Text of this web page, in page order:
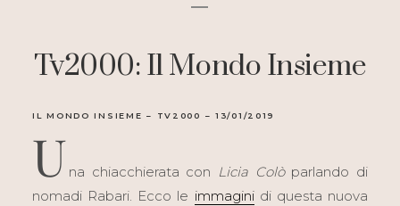
Tv2000: Il Mondo Insieme
IL MONDO INSIEME – TV2000 – 13/01/2019
U na chiacchierata con Licia Colòparlando di
nomadi Rabari. Ecco le immaginidi questa nuova